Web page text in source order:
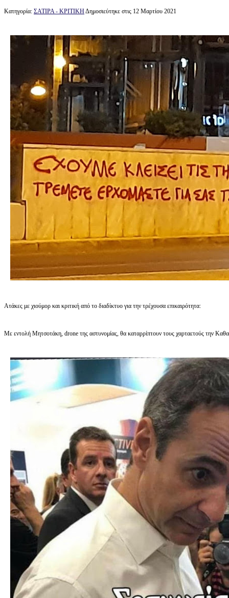
Κατηγορία: ΣΑΤΙΡΑ - ΚΡΙΤΙΚΗΔημοσιεύτηκε στις 12 Μαρτίου 2021
Ατάκες με χιούμορ και κριτική από το διαδίκτυο για την τρέχουσα επικαιρότητα:
Με εντολή Μητσοτάκη, drone της αστυνομίας, θα καταρρίπτουν τους χαρταετούς την